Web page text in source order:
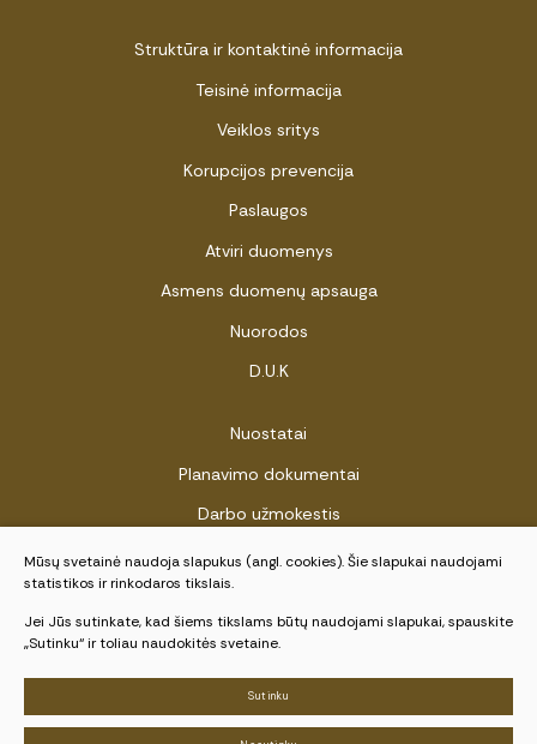
Struktūra ir kontaktinė informacija
Teisinė informacija
Veiklos sritys
Korupcijos prevencija
Paslaugos
Atviri duomenys
Asmens duomenų apsauga
Nuorodos
D.U.K
Nuostatai
Planavimo dokumentai
Darbo užmokestis
Viešieji pirkimai
Biudžeto vykdymo ataskaitų rinkiniai
Finansinių ataskaitų rinkiniai
Pranešėjų apsauga
Mūsų svetainė naudoja slapukus (angl. cookies). Šie slapukai naudojami
statistikos ir rinkodaros tikslais.
Jei Jūs sutinkate, kad šiems tikslams būtų naudojami slapukai, spauskite
„Sutinku“ ir toliau naudokitės svetaine.
Sutinku